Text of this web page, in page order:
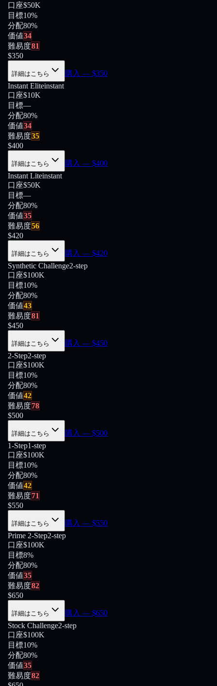
口座$50K
目標10%
分配80%
価値34
難易度81
$350
詳細はこちら 購入 — $350
Instant Eliteinstant
口座$10K
目標—
分配80%
価値34
難易度35
$400
詳細はこちら 購入 — $400
Instant Liteinstant
口座$50K
目標—
分配80%
価値35
難易度56
$420
詳細はこちら 購入 — $420
Synthetic Challenge2-step
口座$100K
目標10%
分配80%
価値43
難易度81
$450
詳細はこちら 購入 — $450
2-Step2-step
口座$100K
目標10%
分配80%
価値42
難易度78
$500
詳細はこちら 購入 — $500
1-Step1-step
口座$100K
目標10%
分配80%
価値42
難易度71
$550
詳細はこちら 購入 — $550
Prime 2-Step2-step
口座$100K
目標8%
分配80%
価値35
難易度82
$650
詳細はこちら 購入 — $650
Stock Challenge2-step
口座$100K
目標10%
分配80%
価値35
難易度82